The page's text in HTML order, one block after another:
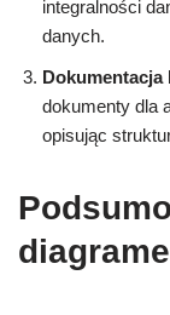
integralności
danych.
Dokumentacja
dokumenty dla
opisując